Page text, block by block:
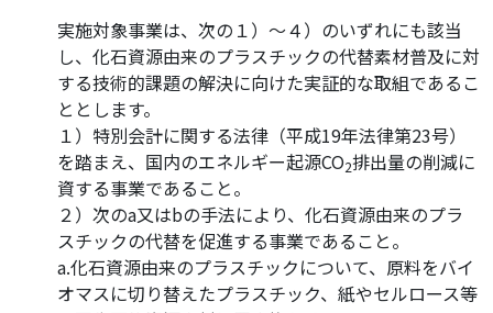
実施対象事業は、次の１）～４）のいずれにも該当
し、化石資源由来のプラスチックの代替素材普及に対
する技術的課題の解決に向けた実証的な取組であるこ
ととします。
１）特別会計に関する法律（平成19年法律第23号）
を踏まえ、国内のエネルギー起源CO2排出量の削減に
資する事業であること。
２）次のa又はbの手法により、化石資源由来のプラ
スチックの代替を促進する事業であること。
a.化石資源由来のプラスチックについて、原料をバイ
オマスに切り替えたプラスチック、紙やセルロース等